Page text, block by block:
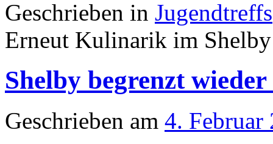
Geschrieben in Jugendtreffs
Erneut Kulinarik im Shelby
Shelby begrenzt
Geschrieben am 4. Februar